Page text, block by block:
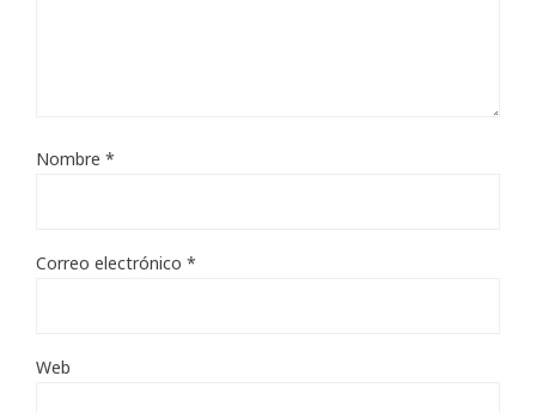
Nombre *
Correo electrónico *
Web